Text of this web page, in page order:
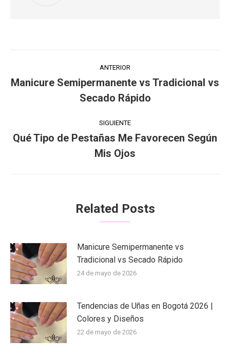
Navegación
entre
publicaciones
ANTERIOR
anterior:
Manicure Semipermanente vs Tradicional vs
Secado Rápido
SIGUIENTE
siguiente:
Qué Tipo de Pestañas Me Favorecen Según
Mis Ojos
Related Posts
Manicure Semipermanente vs
Tradicional vs Secado Rápido
24 de mayo de 2026
Tendencias de Uñas en Bogotá 2026 |
Colores y Diseños
22 de mayo de 2026